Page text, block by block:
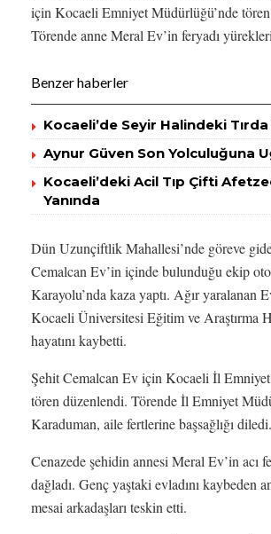
için Kocaeli Emniyet Müdürlüğü’nde
Törende anne Meral Ev’in feryadı
Benzer haberler
Kocaeli’de Seyir Halindeki Tırda
Aynur Güven Son Yolculuğuna
Kocaeli’deki Acil Tıp Çifti
Yanında
Dün Uzunçiftlik Mahallesi’nde göreve
Cemalcan Ev’in içinde bulunduğu ekip
Karayolu’nda kaza yaptı. Ağır yaralanan
Kocaeli Üniversitesi Eğitim ve Araştırma
hayatını kaybetti.
Şehit Cemalcan Ev için Kocaeli İl
tören düzenlendi. Törende İl Emniyet
Karaduman, aile fertlerine başsağlığı diledi.
Cenazede şehidin annesi Meral Ev’in acı
dağladı. Genç yaştaki evladını kaybeden
mesai arkadaşları teskin etti.